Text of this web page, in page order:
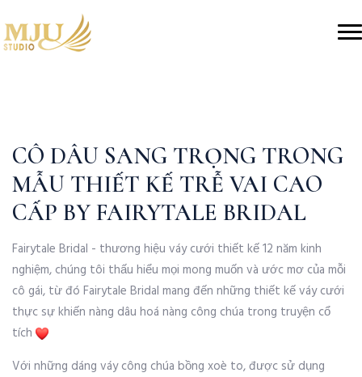
CÔ DÂU SANG TRỌNG TRONG
MẪU THIẾT KẾ TRỄ VAI CAO
CẤP BY FAIRYTALE BRIDAL
Fairytale Bridal - thương hiệu váy cưới thiết kế 12 năm kinh
nghiệm, chúng tôi thấu hiểu mọi mong muốn và ước mơ của mỗi
cô gái, từ đó Fairytale Bridal mang đến những thiết kế váy cưới
thực sự khiến nàng dâu hoá nàng công chúa trong truyện cổ
tích
Với những dáng váy công chúa bồng xoè to, được sử dụng